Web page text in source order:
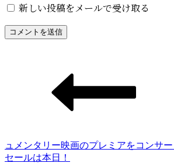
新しい投稿をメールで受け取る
ー
ュメンタリー映画のプレミアをコンサ
セールは本日！